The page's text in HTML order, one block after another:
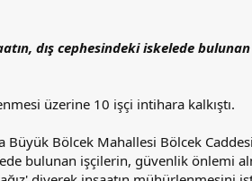
dış cephesindeki iskelede
üzerine 10 işçi intihara kalkıştı.
Büyük Bölcek Mahallesi Bölcek
bulunan işçilerin, güvenlik önlemi